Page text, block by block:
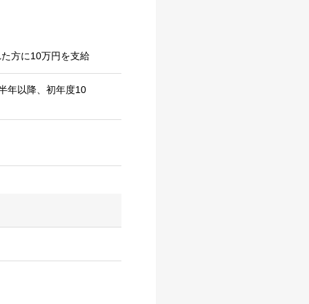
方に10万円を支給
年以降、初年度10